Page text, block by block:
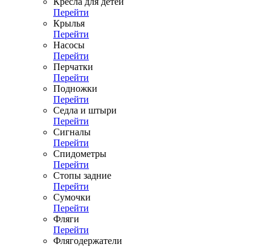
Перейти
Крылья
Перейти
Насосы
Перейти
Перчатки
Перейти
Подножки
Перейти
Седла и штыри
Перейти
Сигналы
Перейти
Спидометры
Перейти
Стопы задние
Перейти
Сумочки
Перейти
Фляги
Перейти
Флягодержатели